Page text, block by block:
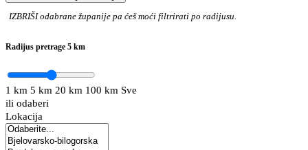
IZBRIŠIodabrane županije pa ćeš moći filtrirati po radijusu.
Radijus pretrage 5 km
1 km 5 km 20 km 100 km Sve
ili odaberi
Lokacija